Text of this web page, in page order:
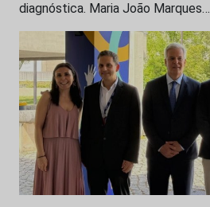
diagnóstica. Maria João Marques…